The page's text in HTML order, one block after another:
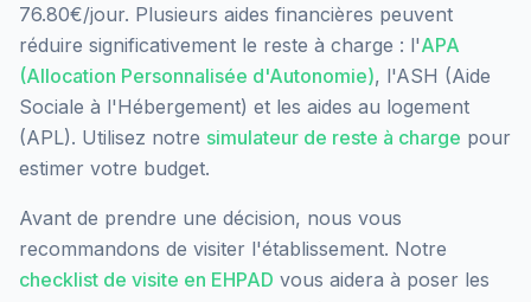
76.80€/jour. Plusieurs aides financières peuvent
réduire significativement le reste à charge : l'APA
(Allocation Personnalisée d'Autonomie), l'ASH (Aide
Sociale à l'Hébergement) et les aides au logement
(APL). Utilisez notre simulateur de reste à charge pour
estimer votre budget.
Avant de prendre une décision, nous vous
recommandons de visiter l'établissement. Notre
checklist de visite en EHPAD vous aidera à poser les